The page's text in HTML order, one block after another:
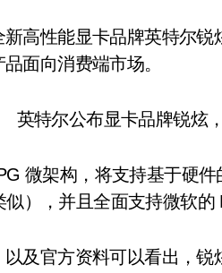
面向消费端市场。
微架构，将支持基于硬
），并且全面支持微软的
及官方资料可以看出，